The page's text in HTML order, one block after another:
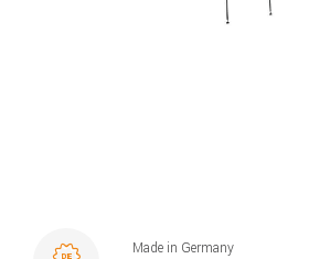
Made in Germany